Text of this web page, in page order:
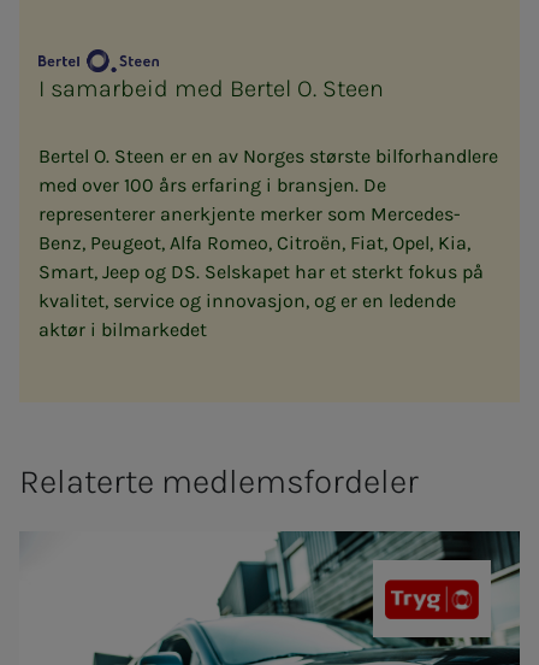
I samarbeid med Bertel O. Steen
Bertel O. Steen er en av Norges største bilforhandlere
med over 100 års erfaring i bransjen. De
representerer anerkjente merker som Mercedes-
Benz, Peugeot, Alfa Romeo, Citroën, Fiat, Opel, Kia,
Smart, Jeep og DS. Selskapet har et sterkt fokus på
kvalitet, service og innovasjon, og er en ledende
aktør i bilmarkedet
Relaterte medlemsfordeler
Tryg